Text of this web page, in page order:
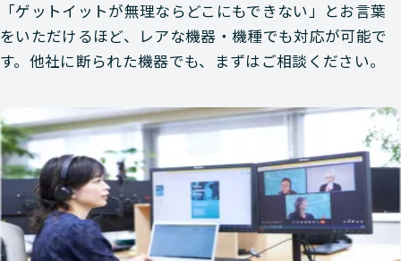
「ゲットイットが無理ならどこにもできない」とお言葉
をいただけるほど、レアな機器・機種でも対応が可能で
す。他社に断られた機器でも、まずはご相談ください。